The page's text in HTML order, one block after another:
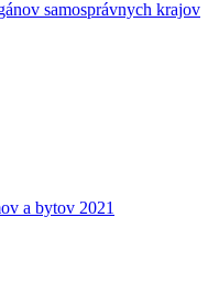
samosprávnych krajov
a bytov 2021